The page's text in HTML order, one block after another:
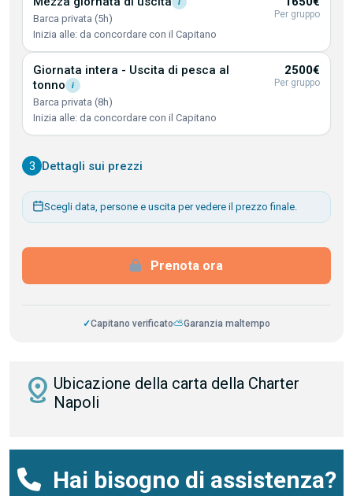
Barca privata (5h)
Inizia alle: da concordare con il Capitano
Per gruppo
Giornata intera - Uscita di pesca al
tonno
i
Barca privata (8h)
Inizia alle: da concordare con il Capitano
2500€
Per gruppo
3 Dettagli sui prezzi
Scegli data, persone e uscita per vedere il prezzo finale.
Prenota ora
✓Capitano verificato⛅Garanzia maltempo
distance Ubicazione della carta della Charter
Napoli
Hai bisogno di assistenza?